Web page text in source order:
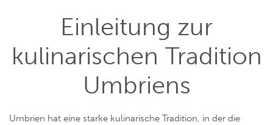
Einleitung zur
kulinarischen Tradition
Umbriens
Umbrien hat eine starke kulinarische Tradition, in der die